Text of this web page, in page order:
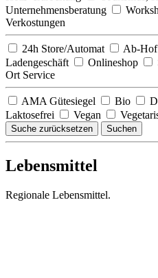
Unternehmensberatung
Verkostungen
24h Store/Automat Ab-
Ladengeschäft
Onlineshop
Ort Service
AMA Gütesiegel Bio
Laktosefrei
Vegan
Suche zurücksetzen Suchen
Lebensmittel
Regionale Lebensmittel.